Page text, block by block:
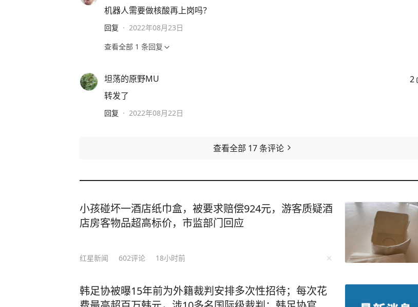
机器人需要做核酸再上岗吗？
回复 · 2022年08月23日
查看全部 1 条回复
坦荡的原野MU
2
转发了
回复 · 2022年08月22日
查看全部 17条评论
小孩碰坏一酒店纸巾盒，被要求赔偿924元，游客质疑酒
店房客物品超高标价，市监部门回应
红星新闻 602评论 18小时前
韩足协被曝15年前为外籍裁判安排多次性招待；每次花